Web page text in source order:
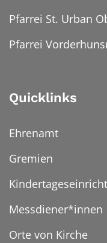
Pfarrei St. Urban
Pfarrei
Quicklinks
Ehrenamt
Gremien
Messdiener*innen
Orte von Kirche